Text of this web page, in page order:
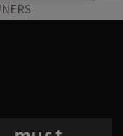
βασικές
χρήστη και τη